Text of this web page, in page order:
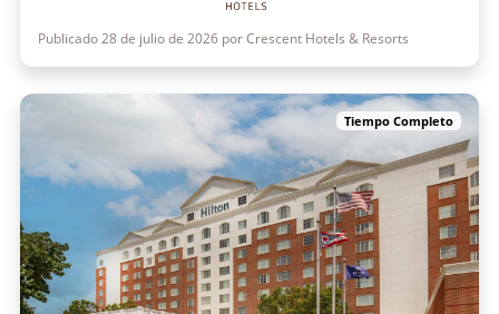
Publicado 28 de julio de 2026 por Crescent Hotels & Resorts
Tiempo Completo